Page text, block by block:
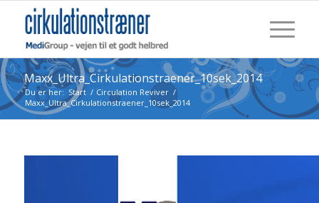
Maxx_Ultra_Cirkulationstraener_10sek_2014
Du er her: Start / Circulation Reviver /
Maxx_Ultra_Cirkulationstraener_10sek_2014